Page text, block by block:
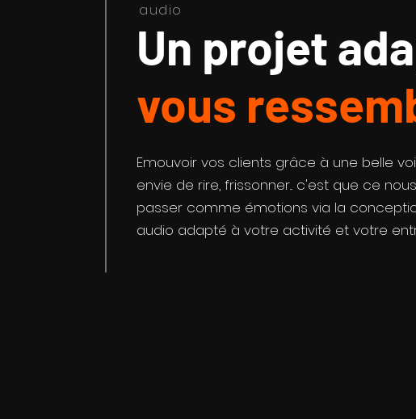
audio
Un projet
vous
Emouvoir vos clients grâce à une belle
envie de rire, frissonner... c'est que ce
passer comme émotions via la
audio adapté à votre activité et votre